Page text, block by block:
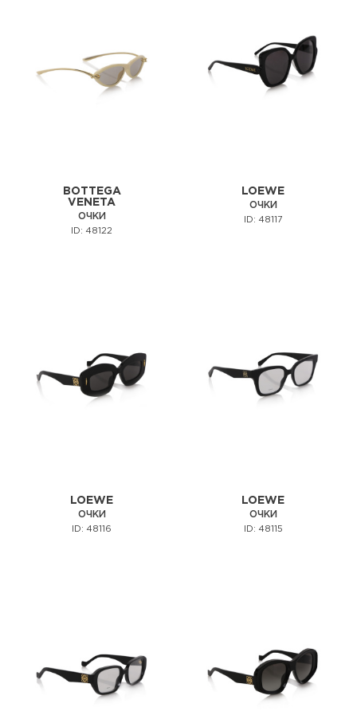
BOTTEGA
VENETA
ОЧКИ
ID: 48122
LOEWE
ОЧКИ
ID: 48117
LOEWE
ОЧКИ
ID: 48116
LOEWE
ОЧКИ
ID: 48115